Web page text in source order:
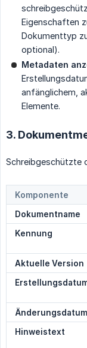
Eigenschaften
Dokumenttyp
optional).
Metadaten
anfänglichem,
Elemente.
3.
Schreibgeschützte
Komponente
Dokumentname
Kennung
Aktuelle Version
Änderungsdatum
Hinweistext